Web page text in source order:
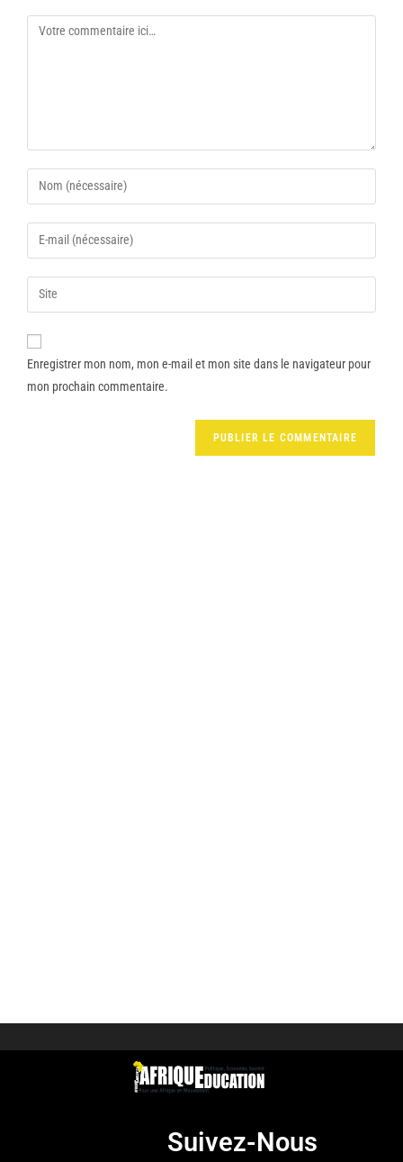
Enregistrer mon nom, mon e-mail et mon site dans le navigateur pour
mon prochain commentaire.
Suivez-Nous